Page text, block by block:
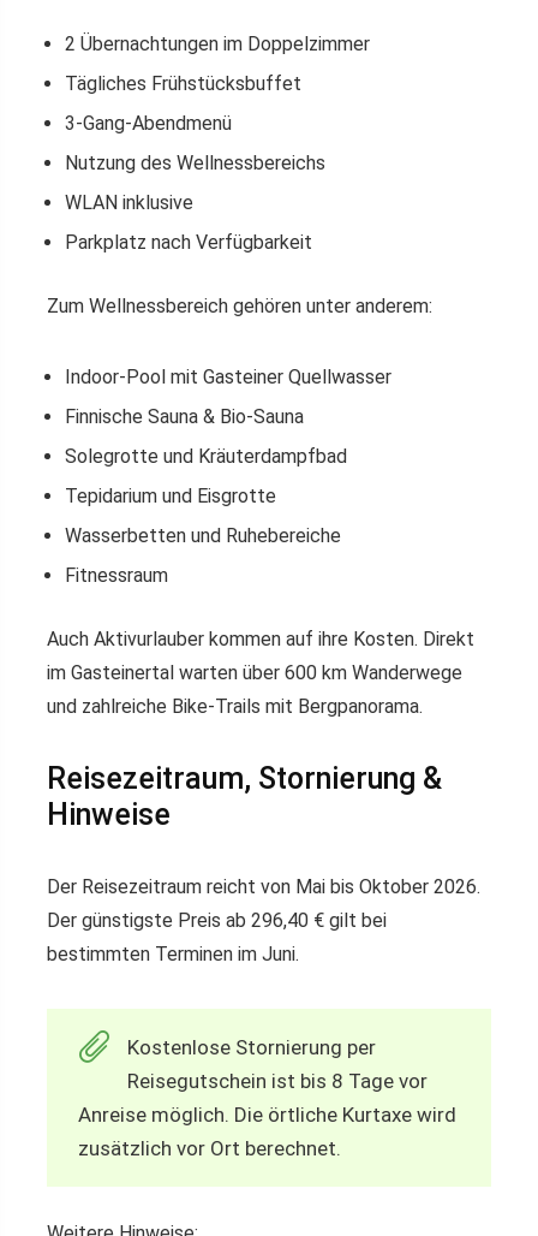
2 Übernachtungen im Doppelzimmer
Tägliches Frühstücksbuffet
3-Gang-Abendmenü
Nutzung des Wellnessbereichs
WLAN inklusive
Parkplatz nach Verfügbarkeit
Zum Wellnessbereich gehören unter anderem:
Indoor-Pool mit Gasteiner Quellwasser
Finnische Sauna & Bio-Sauna
Solegrotte und Kräuterdampfbad
Tepidarium und Eisgrotte
Wasserbetten und Ruhebereiche
Fitnessraum
Auch Aktivurlauber kommen auf ihre Kosten. Direkt
im Gasteinertal warten über 600 km Wanderwege
und zahlreiche Bike-Trails mit Bergpanorama.
Reisezeitraum, Stornierung &
Hinweise
Der Reisezeitraum reicht von Mai bis Oktober 2026.
Der günstigste Preis ab 296,40 € gilt bei
bestimmten Terminen im Juni.
Kostenlose Stornierung per
Reisegutschein ist bis 8 Tage vor
Anreise möglich. Die örtliche Kurtaxe wird
zusätzlich vor Ort berechnet.